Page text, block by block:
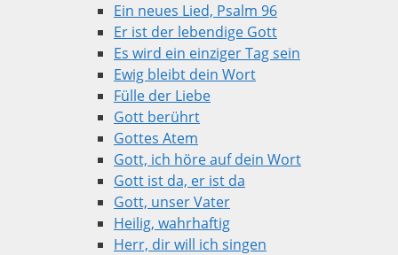
Ein neues Lied, Psalm 96
Er ist der lebendige Gott
Es wird ein einziger Tag sein
Ewig bleibt dein Wort
Fülle der Liebe
Gott berührt
Gottes Atem
Gott, ich höre auf dein Wort
Gott ist da, er ist da
Gott, unser Vater
Heilig, wahrhaftig
Herr, dir will ich singen